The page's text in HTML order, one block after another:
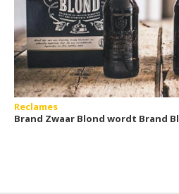
Reclames
Brand Zwaar Blond wordt Brand